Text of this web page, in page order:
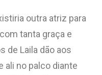
outra atriz para
tanta graça e
de Laila dão aos
ali no palco diante